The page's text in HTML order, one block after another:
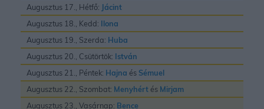
Augusztus 17., Hétfő: Jácint
Augusztus 18., Kedd: Ilona
Augusztus 19., Szerda: Huba
Augusztus 20., Csütörtök: István
Augusztus 21., Péntek: Hajna és Sémuel
Augusztus 22., Szombat: Menyhért és Mirjam
Augusztus 23., Vasárnap: Bence